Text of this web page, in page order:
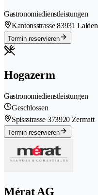
Gastronomiedienstleistungen
Kantonsstrasse 83931 Lalden
Termin reservieren
Hogazerm
Gastronomiedienstleistungen
Geschlossen
Spissstrasse 373920 Zermatt
Termin reservieren
Mérat AG